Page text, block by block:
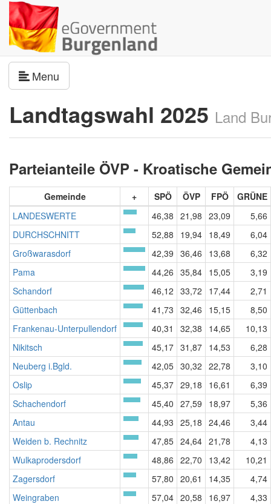
Menu
Landtagswahl 2025 Land
Parteianteile ÖVP - Kroatische
Gemeinde + SPÖ ÖVP FPÖ
GRÜNE
LANDESWERTE
46,38 21,98 23,09
5,66
DURCHSCHNITT
52,88 19,94 18,49
6,04
Großwarasdorf
42,39 36,46 13,68
6,32
Pama
44,26 35,84 15,05
3,19
Schandorf
46,12 33,72 17,44
2,71
Güttenbach
41,73 32,46 15,15
8,50
Frankenau-Unterpullendorf
40,31 32,38 14,65
10,13
Nikitsch
45,17 31,87 14,53
6,28
Neuberg i.Bgld.
42,05 30,32 22,78
3,10
Oslip
45,37 29,18 16,61
6,39
Schachendorf
45,40 27,59 18,97
5,36
Antau
44,93 25,18 24,46
3,44
Weiden b. Rechnitz
47,85 24,64 21,78
4,13
Wulkaprodersdorf
48,86 22,70 13,42
10,21
Zagersdorf
57,80 20,61 14,35
4,74
Weingraben
57,04 20,58 16,97
4,33